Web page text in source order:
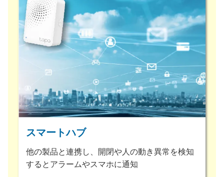
スマートハブ
他の製品と連携し、開閉や人の動き異常を検知
するとアラームやスマホに通知